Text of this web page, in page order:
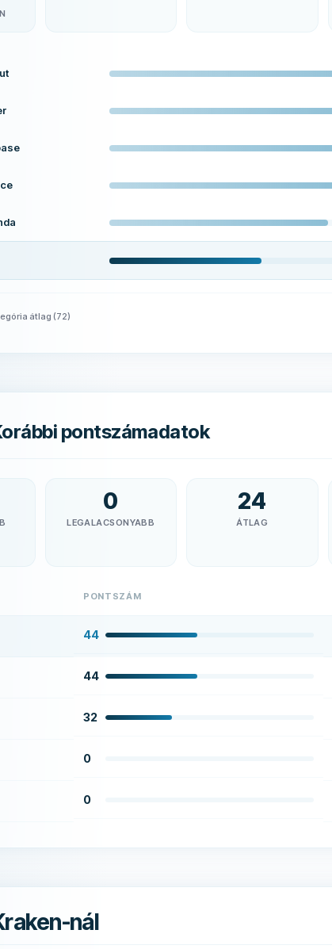
átlag (72)
pontszámadatok
0
LEGALACSONYABB
24
ÁTLAG
PONTSZÁM
44
44
32
0
0
nál